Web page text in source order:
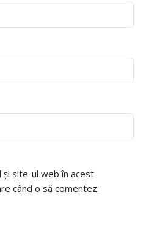
și site-ul web în acest
când o să comentez.